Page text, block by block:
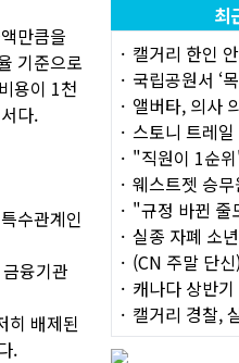
만큼을
기준으로
용이 1천
다.
수관계인
융기관
히 배제된
.
최
캘거리 한인
국립공원서 ‘
앨버타, 의사
스토니 트레
"직원이 1순
웨스트젯 승
"규정 바뀐
실종 자폐 소
(CN 주말 단
캐나다 상반
캘거리 경찰,